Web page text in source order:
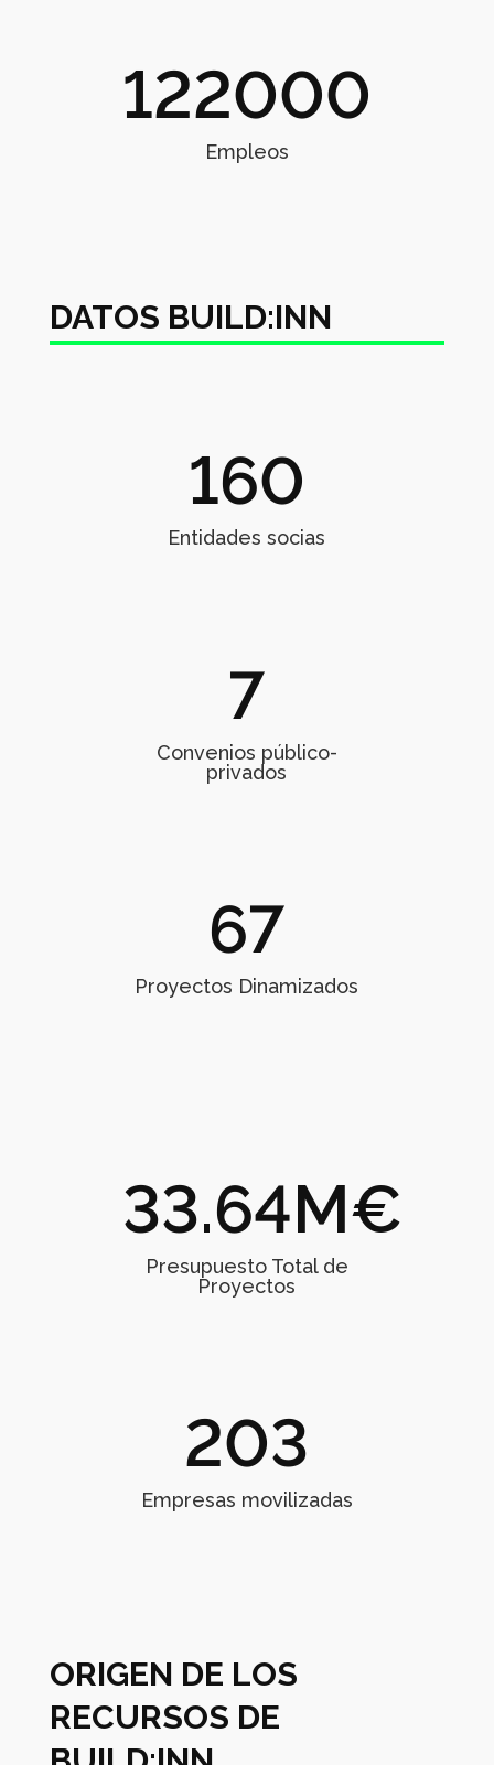
122000
Empleos
DATOS BUILD:INN
160
Entidades socias
7
Convenios público-
privados
67
Proyectos Dinamizados
33.64
Presupuesto Total de
Proyectos
203
Empresas movilizadas
ORIGEN DE LOS
RECURSOS DE